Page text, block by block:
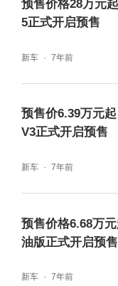
预售价格28万元
5正式开启预售
新车 7年前
预售价6.39万元
V3正式开启预售
新车 7年前
预售价格6.68万
油版正式开启预售
新车 7年前